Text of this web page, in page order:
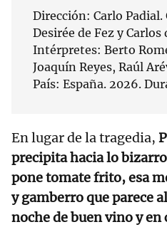
Dirección: Carlo
Desirée de Fez y Carlos
Intérpretes: Berto
Joaquín Reyes, Raúl
País: España. 2026.
En lugar de la tragedia,
precipita hacia lo
pone tomate frito, esa
y gamberro que parece
noche de buen vino y